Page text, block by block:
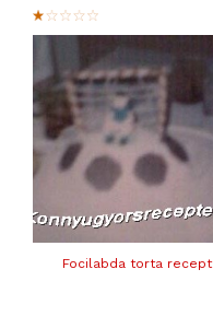
Focilabda torta recept